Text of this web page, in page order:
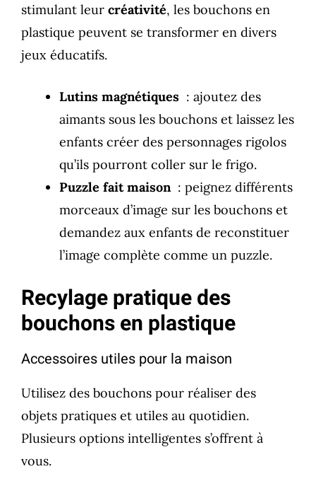
stimulant leur créativité, les bouchons en
plastique peuvent se transformer en divers
jeux éducatifs.
Lutins magnétiques : ajoutez des
aimants sous les bouchons et laissez les
enfants créer des personnages rigolos
qu’ils pourront coller sur le frigo.
Puzzle fait maison: peignez différents
morceaux d’image sur les bouchons et
demandez aux enfants de reconstituer
l’image complète comme un puzzle.
Recylage pratique des
bouchons en plastique
Accessoires utiles pour la maison
Utilisez des bouchons pour réaliser des
objets pratiques et utiles au quotidien.
Plusieurs options intelligentes s’offrent à
vous.